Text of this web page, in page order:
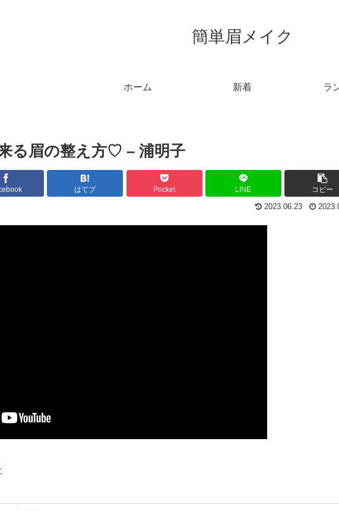
簡単眉メイク
ホーム 新着 ラ
る眉の整え方♡ – 浦明子
はてブ Pocket LINE コピー
2023.06.23